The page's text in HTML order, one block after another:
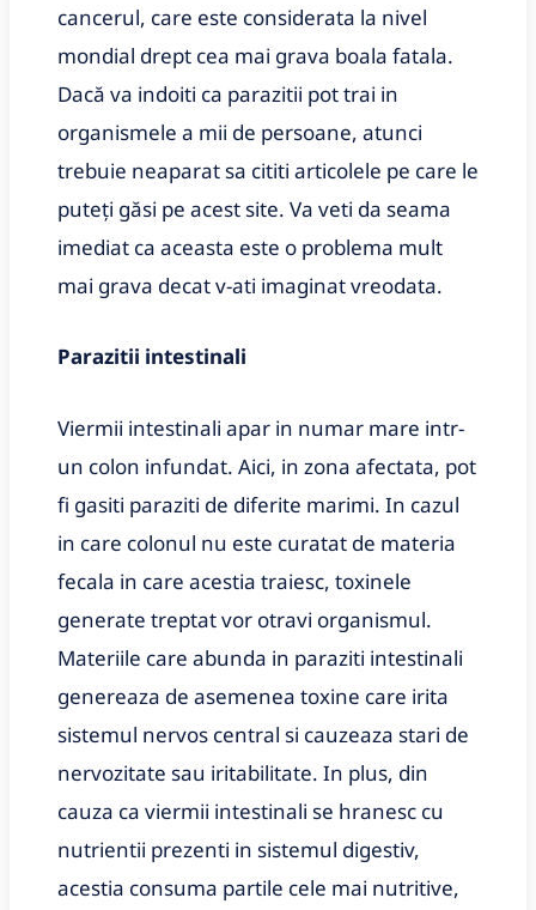
cancerul, care este considerata la nivel
mondial drept cea mai grava boala fatala.
Dacă va indoiti ca parazitii pot trai in
organismele a mii de persoane, atunci
trebuie neaparat sa cititi articolele pe care le
puteți găsi pe acest site. Va veti da seama
imediat ca aceasta este o problema mult
mai grava decat v-ati imaginat vreodata.
Parazitii intestinali
Viermii intestinali apar in numar mare intr-
un colon infundat. Aici, in zona afectata, pot
fi gasiti paraziti de diferite marimi. In cazul
in care colonul nu este curatat de materia
fecala in care acestia traiesc, toxinele
generate treptat vor otravi organismul.
Materiile care abunda in paraziti intestinali
genereaza de asemenea toxine care irita
sistemul nervos central si cauzeaza stari de
nervozitate sau iritabilitate. In plus, din
cauza ca viermii intestinali se hranesc cu
nutrientii prezenti in sistemul digestiv,
acestia consuma partile cele mai nutritive,